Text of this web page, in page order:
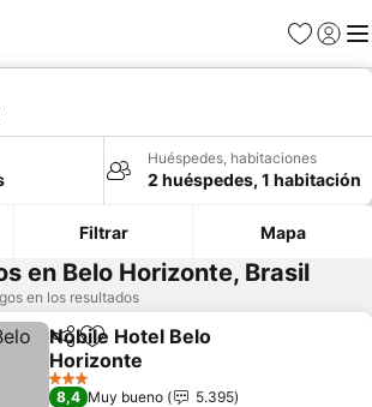
Favoritos
Iniciar
Huéspedes, habitaciones
2 huéspedes, 1 habitación
Filtrar Mapa
en Belo Horizonte, Brasil
en los resultados
CompartirAñadir a favoritos
Nobile Hotel Belo
Horizonte
Ver precios
3 Estrellas
8,4 Muy bueno
5.395